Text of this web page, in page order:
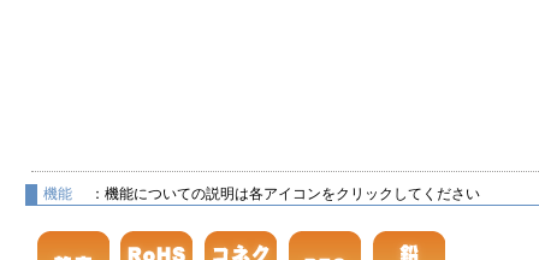
機能 ：機能についての説明は各アイコンをクリックしてください